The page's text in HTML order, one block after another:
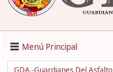
Menú Principal